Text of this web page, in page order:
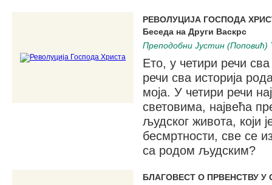
РЕВОЛУЦИЈА ГОСПОДА
Беседа на Други Васкрс
Преподобни Јустин (Поповић)
Ето, у четири речи
речи сва историја
моја. У четири речи
световима, највећа
људског живота, који
бесмртности, све се
са родом људским?
БЛАГОВЕСТ О ПРВЕНСТВУ У